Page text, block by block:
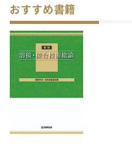
おすすめ書籍